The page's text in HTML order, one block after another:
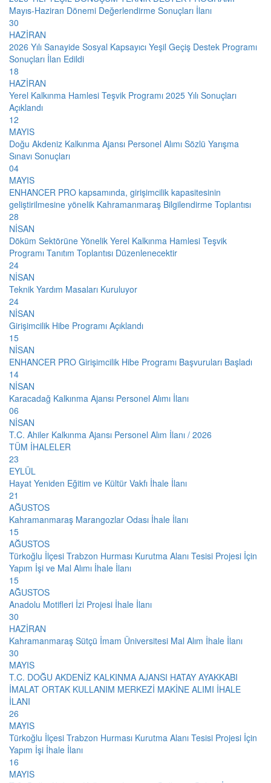
Mayıs-Haziran Dönemi Değerlendirme Sonuçları İlanı
30
HAZİRAN
2026 Yılı Sanayide Sosyal Kapsayıcı Yeşil Geçiş Destek Programı
Sonuçları İlan Edildi
18
HAZİRAN
Yerel Kalkınma Hamlesi Teşvik Programı 2025 Yılı Sonuçları
Açıklandı
12
MAYIS
Doğu Akdeniz Kalkınma Ajansı Personel Alımı Sözlü Yarışma
Sınavı Sonuçları
04
MAYIS
ENHANCER PRO kapsamında, girişimcilik kapasitesinin
geliştirilmesine yönelik Kahramanmaraş Bilgilendirme Toplantısı
28
NİSAN
Döküm Sektörüne Yönelik Yerel Kalkınma Hamlesi Teşvik
Programı Tanıtım Toplantısı Düzenlenecektir
24
NİSAN
Teknik Yardım Masaları Kuruluyor
24
NİSAN
Girişimcilik Hibe Programı Açıklandı
15
NİSAN
ENHANCER PRO Girişimcilik Hibe Programı Başvuruları Başladı
14
NİSAN
Karacadağ Kalkınma Ajansı Personel Alımı İlanı
06
NİSAN
T.C. Ahiler Kalkınma Ajansı Personel Alım İlanı / 2026
TÜM İHALELER
23
EYLÜL
Hayat Yeniden Eğitim ve Kültür Vakfı İhale İlanı
21
AĞUSTOS
Kahramanmaraş Marangozlar Odası İhale İlanı
15
AĞUSTOS
Türkoğlu İlçesi Trabzon Hurması Kurutma Alanı Tesisi Projesi İçin
Yapım İşi ve Mal Alımı İhale İlanı
15
AĞUSTOS
Anadolu Motifleri İzi Projesi İhale İlanı
30
HAZİRAN
Kahramanmaraş Sütçü İmam Üniversitesi Mal Alım İhale İlanı
30
MAYIS
T.C. DOĞU AKDENİZ KALKINMA AJANSI HATAY AYAKKABI
İMALAT ORTAK KULLANIM MERKEZİ MAKİNE ALIMI İHALE
İLANI
26
MAYIS
Türkoğlu İlçesi Trabzon Hurması Kurutma Alanı Tesisi Projesi İçin
Yapım İşi İhale İlanı
16
MAYIS